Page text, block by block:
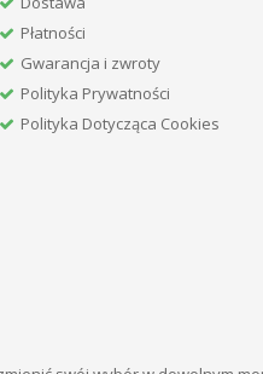
Płatności
Gwarancja i zwroty
Polityka Prywatności
Polityka Dotycząca Cookies